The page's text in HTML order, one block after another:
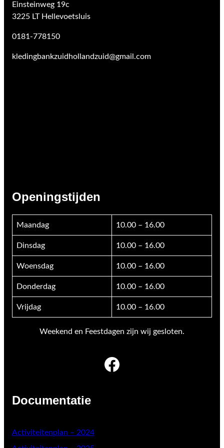
Einsteinweg 19c
3225 LT Hellevoetsluis
0181-778150
kledingbankzuidhollandzuid@gmail.com
Openingstijden
Maandag 10.00 – 16.00
Dinsdag 10.00 – 16.00
Woensdag 10.00 – 16.00
Donderdag 10.00 – 16.00
Vrijdag 10.00 – 16.00
Weekend en Feestdagen zijn wij gesloten.
Facebook
Documentatie
Activiteitenplan – 2024